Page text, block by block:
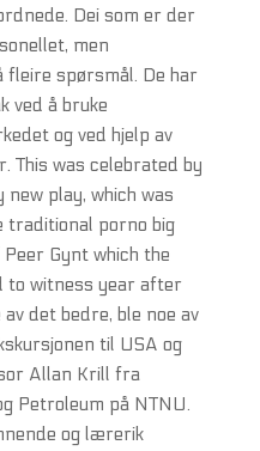
Dei som er der
men
fleire spørsmål. De har
ved å bruke
og ved hjelp av
This was celebrated by
play, which was
porno big
Gynt which the
to witness year after
det bedre, ble noe av
til USA og
Allan Krill fra
Petroleum på NTNU.
og lærerik